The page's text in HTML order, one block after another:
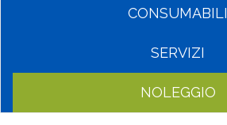
CONSUMABILI
SERVIZI
NOLEGGIO